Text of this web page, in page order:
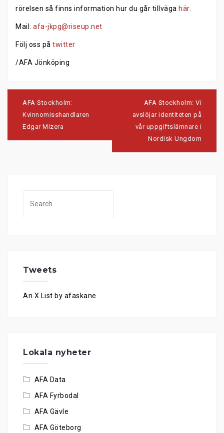
rörelsen så finns information hur du går tillväga här.
Mail: afa-jkpg@riseup.net
Följ oss på twitter
/AFA Jönköping
Post
navigation
AFA Stockholm:
Kvinnomisshandlaren
Edgar Mizera
AFA Stockholm: Vi
avslöjar identiteten på
vår uppgiftslämnare i
Nordisk Ungdom
for:
Tweets
An X List by afaskane
Lokala nyheter
AFA Data
AFA Fyrbodal
AFA Gävle
AFA Göteborg